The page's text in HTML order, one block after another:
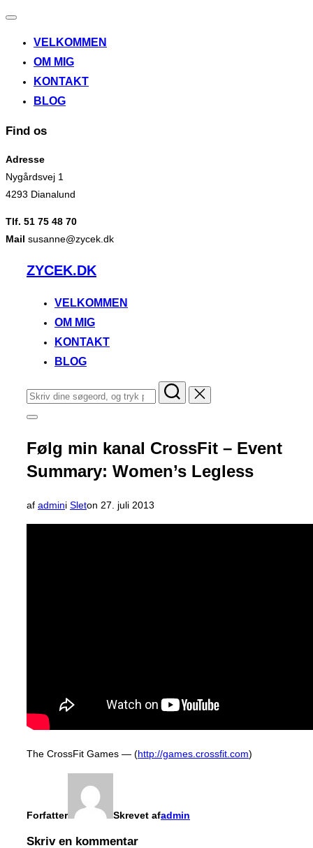
Slå
til/fra
VELKOMMEN
OM MIG
KONTAKT
BLOG
Find os
Adresse
Nygårdsvej 1
4293 Dianalund
Tlf. 51 75 48 70
Mail susanne@zycek.dk
VidereZYCEK.DK
VELKOMMEN
OM MIG
KONTAKT
BLOG
Søg
efter:
Slå
i
sidekolonne
til/fra
Følg min kanal CrossFit – Event
Summary: Women’s Legless
af admini Sleton Udgivet
d.
27. juli 2013
The CrossFit Games — (http://games.crossfit.com)
Forfatter Skrevet afadmin
Skriv en kommentar